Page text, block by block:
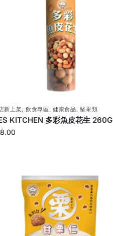
新上架, 飲食專區,健康食品,堅果類
KITCHEN 多彩魚皮花生 260G